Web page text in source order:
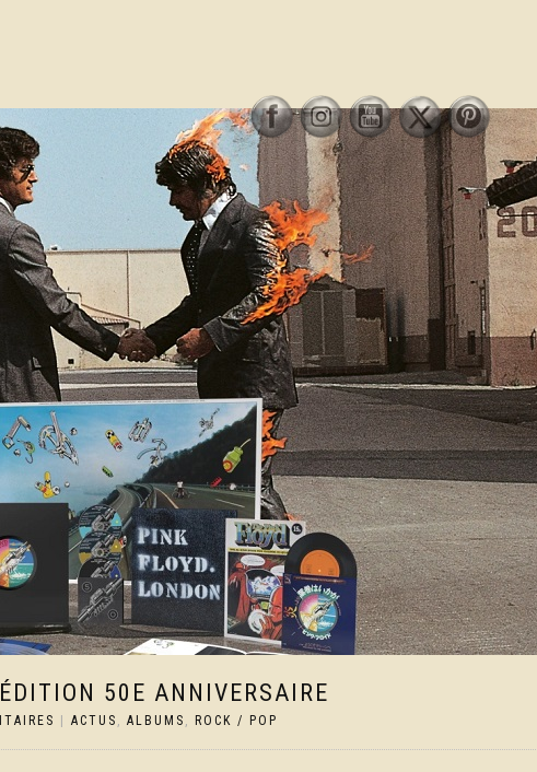
ÉDITION 50E ANNIVERSAIRE
ACTUS , ALBUMS , ROCK / POP